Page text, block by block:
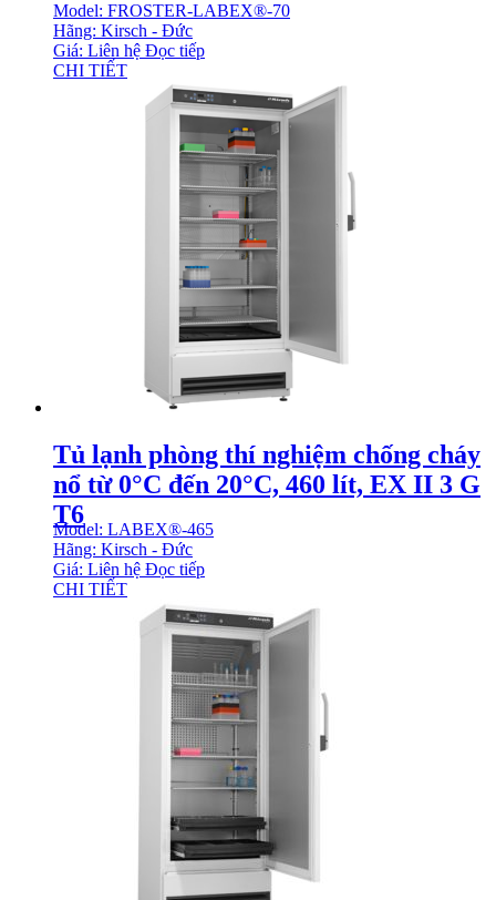
Model: FROSTER-LABEX®-70
Hãng: Kirsch - Đức
Giá: Liên hệ Đọc tiếp
CHI TIẾT
Tủ lạnh phòng thí nghiệm chống cháy
nổ từ 0°C đến 20°C, 460 lít, EX II 3 G
T6
Model: LABEX®-465
Hãng: Kirsch - Đức
Giá: Liên hệ Đọc tiếp
CHI TIẾT